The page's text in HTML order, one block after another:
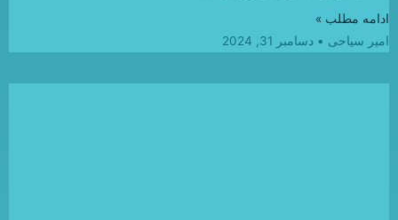
ادامه مطلب »
امیر سیاحی
دسامبر 31, 2024